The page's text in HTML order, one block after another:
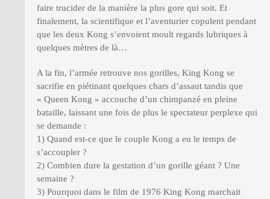
faire trucider de la manière la plus gore qui soit. Et
finalement, la scientifique et l’aventurier copulent pendant
que les deux Kong s’envoient moult regards lubriques à
quelques mètres de là…
A la fin, l’armée retrouve nos gorilles, King Kong se
sacrifie en piétinant quelques chars d’assaut tandis que
« Queen Kong » accouche d’un chimpanzé en pleine
bataille, laissant une fois de plus le spectateur perplexe qui
se demande :
1) Quand est-ce que le couple Kong a eu le temps de
s’accoupler ?
2) Combien dure la gestation d’un gorille géant ? Une
semaine ?
3) Pourquoi dans le film de 1976 King Kong marchait